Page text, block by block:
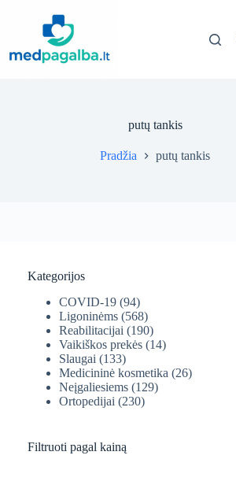
putų tankis
Pradžia putų tankis
Kategorijos
COVID-19 (94)
Ligoninėms (568)
Reabilitacijai (190)
Vaikiškos prekės (14)
Slaugai (133)
Medicininė kosmetika (26)
Neįgaliesiems (129)
Ortopedijai (230)
Filtruoti pagal kainą